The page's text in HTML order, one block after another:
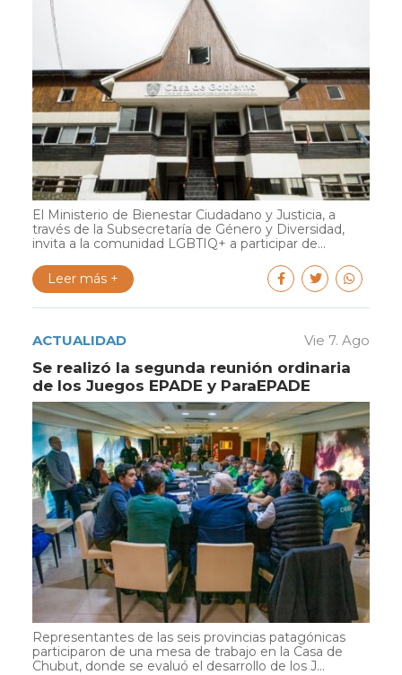
El Ministerio de Bienestar Ciudadano y Justicia, a
través de la Subsecretaría de Género y Diversidad,
invita a la comunidad LGBTIQ+ a participar de...
Leer más +
ACTUALIDAD Vie 7. Ago
Se realizó la segunda reunión ordinaria
de los Juegos EPADE y ParaEPADE
Representantes de las seis provincias patagónicas
participaron de una mesa de trabajo en la Casa de
Chubut, donde se evaluó el desarrollo de los J...